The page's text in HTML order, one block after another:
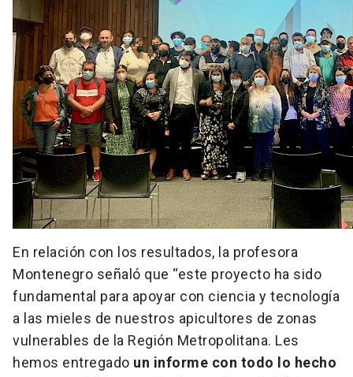
En relación con los resultados, la profesora
Montenegro señaló que “este proyecto ha sido
fundamental para apoyar con ciencia y tecnología
a las mieles de nuestros apicultores de zonas
vulnerables de la Región Metropolitana. Les
hemos entregado un informe con todo lo hecho